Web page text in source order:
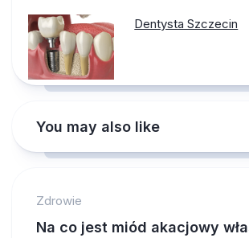
Dentysta Szczecin
You may also like
Zdrowie
Na co jest miód akacjowy